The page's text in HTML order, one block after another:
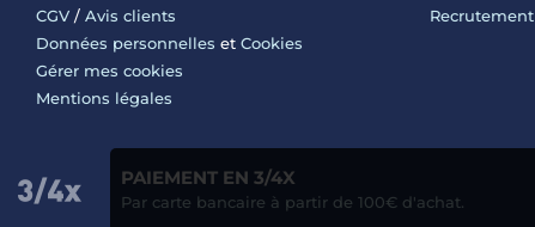
CGV / Avis clients
Données personnelles et Cookies
Gérer mes cookies
Mentions légales
Recrutement
PAIEMENT EN 3/4X
Par carte bancaire à partir de 100€ d'achat.